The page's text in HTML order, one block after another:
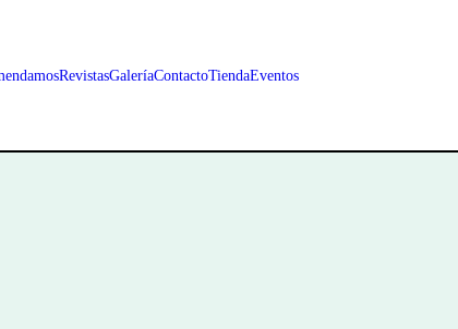
RevistasGaleríaContactoTiendaEventos